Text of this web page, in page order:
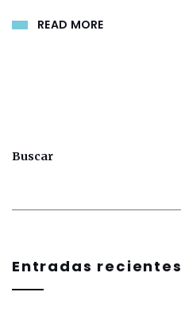
READ MORE
Buscar
Entradas recientes